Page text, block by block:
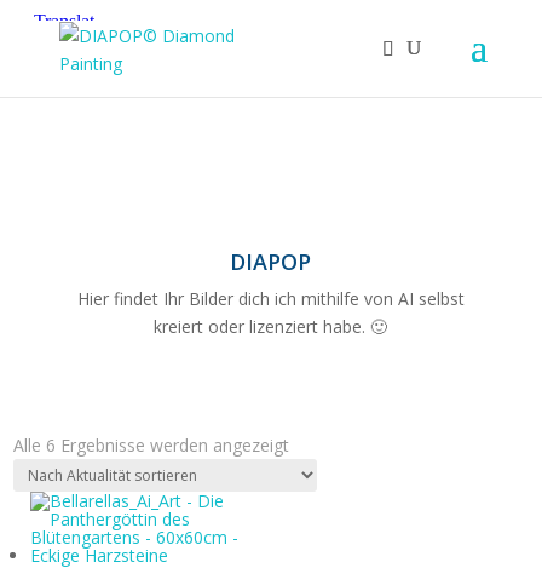
DIAPOP
Hier findet Ihr Bilder dich ich mithilfe von AI selbst
kreiert oder lizenziert habe. 🙂
Alle 6 Ergebnisse werden angezeigt
Aktualität